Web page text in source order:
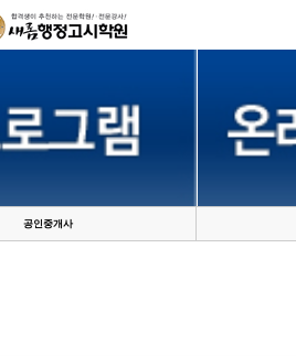
공인중개사